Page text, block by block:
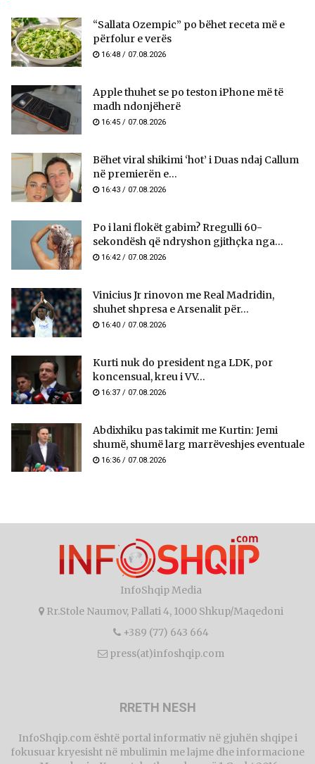
“Sallata Ozempic” po bëhet receta më e
përfolur e verës
16:48 / 07.08.2026
Apple thuhet se po teston iPhone më të
madh ndonjëherë
16:45 / 07.08.2026
Bëhet viral shikimi ‘hot’ i Duas ndaj Callum
në premierën e...
16:43 / 07.08.2026
Po i lani flokët gabim? Rregulli 60-
sekondësh që ndryshon gjithçka nga...
16:42 / 07.08.2026
Vinicius Jr rinovon me Real Madridin,
shuhet shpresa e Arsenalit për...
16:40 / 07.08.2026
Kurti nuk do president nga LDK, por
koncensual, kreu i VV...
16:37 / 07.08.2026
Abdixhiku pas takimit me Kurtin: Jemi
shumë, shumë larg marrëveshjes eventuale
16:36 / 07.08.2026
InfoShqip Media
Rr.Stole Naumov, Pallati 4, 1000 Shkup/Maqedoni
+389 (77) 643 664
press(at)infoshqip.com
RRETH NESH
InfoShqip.com është portal informativ në gjuhën shqipe i
fokusuar kryesisht në mbulimin me lajme dhe informacione